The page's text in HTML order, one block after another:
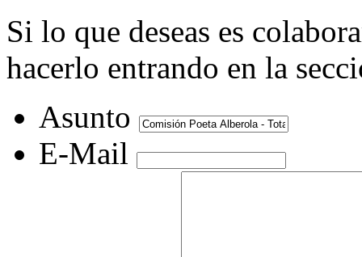
Si lo que deseas es
hacerlo entrando en la
Asunto
E-Mail